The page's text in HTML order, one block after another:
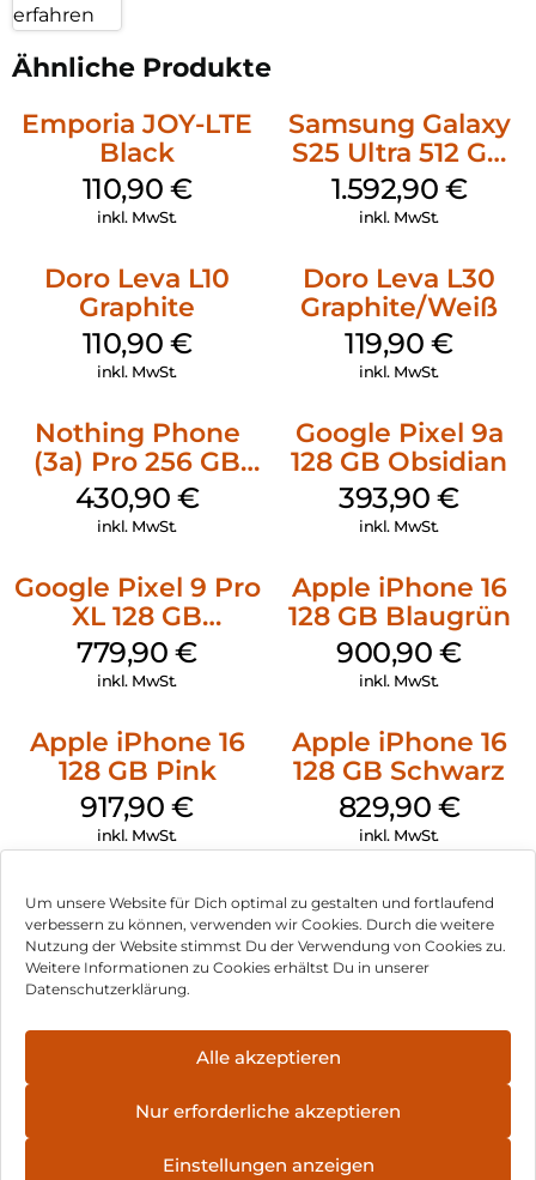
Um unsere Website für Dich optimal zu gestalten und fortlaufend
verbessern zu können, verwenden wir Cookies. Durch die weitere
Nutzung der Website stimmst Du der Verwendung von Cookies zu.
Weitere Informationen zu Cookies erhältst Du in unserer
Datenschutzerklärung.
Alle akzeptieren
Nur erforderliche akzeptieren
Einstellungen anzeigen
erfahren
Ähnliche Produkte
Emporia JOY-LTE
Black
110,90 €
inkl. MwSt.
Samsung Galaxy
S25 Ultra 512 GB
Titanium
Silverblue
1.592,90 €
inkl. MwSt.
Doro Leva L10
Graphite
110,90 €
inkl. MwSt.
Doro Leva L30
Graphite/Weiß
119,90€
inkl. MwSt.
Nothing Phone
(3a) Pro 256 GB
Grey
430,90 €
inkl. MwSt.
Google Pixel 9a
128 GB Obsidian
393,90€
inkl. MwSt.
Google Pixel 9 Pro
XL 128 GB
Obsidian
779,90€
inkl. MwSt.
Apple iPhone 16
128 GB Blaugrün
900,90€
inkl. MwSt.
Apple iPhone 16
128 GB Pink
917,90€
inkl. MwSt.
Apple iPhone 16
128 GB Schwarz
829,90 €
inkl. MwSt.
Impressum
Hinweis zur Batterieentsorgung